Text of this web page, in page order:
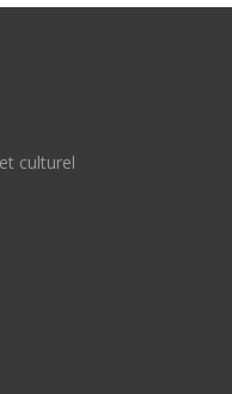
culturel